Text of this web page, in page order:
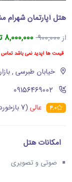
هتل آپارتمان شهرام
از900,000 8,000,000 تومان
قیمت ها آپدید نمی باشد تماس
خیابان طبرسی ,
‪09156469002‬
4.0 عالی(7 بازخورد)
امکانات هتل
صوتی و تصویری